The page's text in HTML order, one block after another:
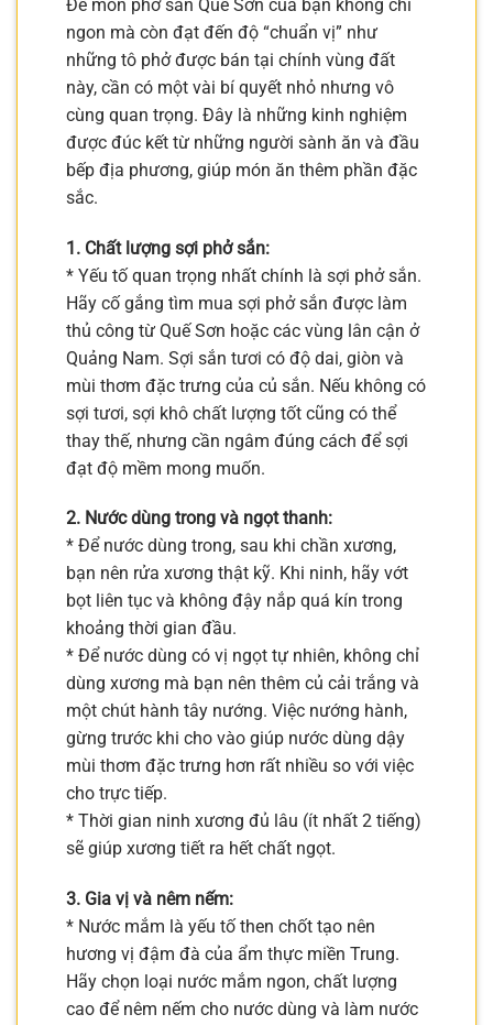
Để món phở sắn Quế Sơn của bạn không chỉ
ngon mà còn đạt đến độ “chuẩn vị” như
những tô phở được bán tại chính vùng đất
này, cần có một vài bí quyết nhỏ nhưng vô
cùng quan trọng. Đây là những kinh nghiệm
được đúc kết từ những người sành ăn và đầu
bếp địa phương, giúp món ăn thêm phần đặc
sắc.
1. Chất lượng sợi phở sắn:
* Yếu tố quan trọng nhất chính là sợi phở sắn.
Hãy cố gắng tìm mua sợi phở sắn được làm
thủ công từ Quế Sơn hoặc các vùng lân cận ở
Quảng Nam. Sợi sắn tươi có độ dai, giòn và
mùi thơm đặc trưng của củ sắn. Nếu không có
sợi tươi, sợi khô chất lượng tốt cũng có thể
thay thế, nhưng cần ngâm đúng cách để sợi
đạt độ mềm mong muốn.
2. Nước dùng trong và ngọt thanh:
* Để nước dùng trong, sau khi chần xương,
bạn nên rửa xương thật kỹ. Khi ninh, hãy vớt
bọt liên tục và không đậy nắp quá kín trong
khoảng thời gian đầu.
* Để nước dùng có vị ngọt tự nhiên, không chỉ
dùng xương mà bạn nên thêm củ cải trắng và
một chút hành tây nướng. Việc nướng hành,
gừng trước khi cho vào giúp nước dùng dậy
mùi thơm đặc trưng hơn rất nhiều so với việc
cho trực tiếp.
* Thời gian ninh xương đủ lâu (ít nhất 2 tiếng)
sẽ giúp xương tiết ra hết chất ngọt.
3. Gia vị và nêm nếm:
* Nước mắm là yếu tố then chốt tạo nên
hương vị đậm đà của ẩm thực miền Trung.
Hãy chọn loại nước mắm ngon, chất lượng
cao để nêm nếm cho nước dùng và làm nước